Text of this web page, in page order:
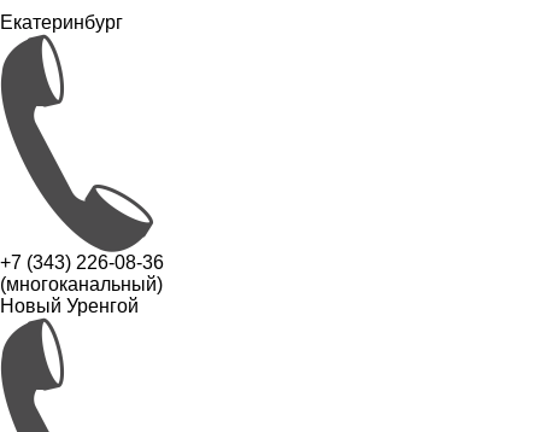
Екатеринбург
+7 (343) 226-08-36
(многоканальный)
Новый Уренгой